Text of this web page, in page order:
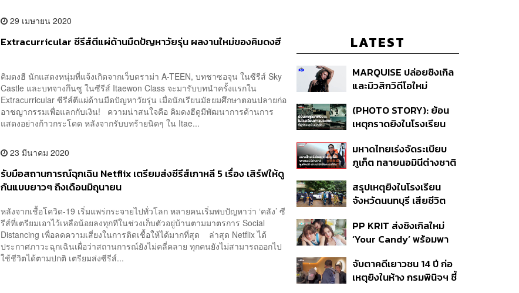
29 เมษายน 2020
Extracurricular ซีรีส์ตีแผ่ด้านมืดปัญหาวัยรุ่น ผลงานใหม่ของคิมดงฮี
คิมดงฮี นักแสดงหนุ่มที่แจ้งเกิดจากเว็บดราม่า A-TEEN, บทชาซอจุน ในซีรีส์ Sky
Castle และบทจางกึนซู ในซีรีส์ Itaewon Class จะมารับบทนำครั้งแรกใน
Extracurricular ซีรีส์ตีแผ่ด้านมืดปัญหาวัยรุ่น เมื่อนักเรียนมัธยมศึกษาตอนปลายก่อ
อาชญากรรมเพื่อแลกกับเงิน! ความน่าสนใจคือ คิมดงฮีดูมีพัฒนาการด้านการ
แสดงอย่างก้าวกระโดด หลังจากรับบทร้ายนิดๆ ใน Itae...
23 มีนาคม 2020
รับมือสถานการณ์ฉุกเฉิน Netflix เตรียมส่งซีรีส์เกาหลี 5 เรื่อง เสิร์ฟให้ดู
กันแบบยาวๆ ถึงเดือนมิถุนายน
หลังจากเชื้อโควิด-19 เริ่มแพร่กระจายไปทั่วโลก หลายคนเริ่มพบปัญหาว่า ‘คลัง’ ซี
รีส์ที่เตรียมเอาไว้เหลือน้อยลงทุกทีในช่วงเก็บตัวอยู่บ้านตามมาตรการ Social
Distancing เพื่อลดความเสี่ยงในการติดเชื้อให้ได้มากที่สุด ล่าสุด Netflix ได้
ประกาศภาวะฉุกเฉินเผื่อว่าสถานการณ์ยังไม่คลี่คลาย ทุกคนยังไม่สามารถออกไป
ใช้ชีวิตได้ตามปกติ เตรียมส่งซีรีส์...
LATEST
MARQUISE ปล่อยซิงเกิล
และมิวสิกวิดีโอใหม่
สัมพันธ์สุด Toxic
(PHOTO STORY): ย้อน
เหตุกราดยิงในโรงเรียน
นักเรียน
มหาดไทยเร่งจัดระเบียบ
ภูเก็ต ทลายนอมินีต่างชาติ
ที่ดิน เคลียร์ใบอนุญาต
โรงแรมค้าง 7 ปี
สรุปเหตุยิงในโรงเรียน
จังหวัดนนทบุรี เสียชีวิต
ปมค้นประวัติคดีกราดยิงที่
สหรัฐฯ
PP KRIT ส่งซิงเกิลใหม่
‘Your Candy’ พร้อมพา
สิกวิดีโอ
จับตาคดีเยาวชน 14 ปี ก่อ
เหตุยิงในห้าง กรมพินิจฯ ชี้